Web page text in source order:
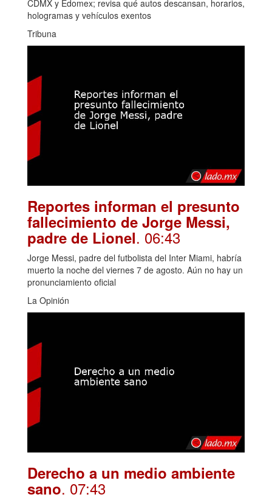
CDMX y Edomex; revisa qué autos descansan, horarios,
hologramas y vehículos exentos
Tribuna
Reportes informan el presunto
fallecimiento de Jorge Messi,
padre de Lionel. 06:43
Jorge Messi, padre del futbolista del Inter Miami, habría
muerto la noche del viernes 7 de agosto. Aún no hay un
pronunciamiento oficial
La Opinión
Derecho a un medio ambiente
sano. 07:43